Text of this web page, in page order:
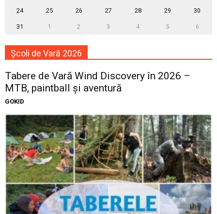
24 25 26 27 28 29 30
31 1 2 3 4 5 6
Școli de Vară 2026
Tabere de Vară Wind Discovery în 2026 –
MTB, paintball și aventură
GOKID